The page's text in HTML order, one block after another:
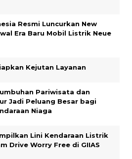
Resmi Luncurkan New
Era Baru Mobil Listrik Neue
Kejutan Layanan
Pariwisata dan
Jadi Peluang Besar bagi
Niaga
Lini Kendaraan Listrik
Drive Worry Free di GIIAS